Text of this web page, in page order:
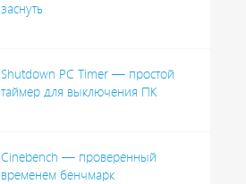
заснуть
Shutdown PC Timer — простой
таймер для выключения ПК
Cinebench — проверенный
временем бенчмарк